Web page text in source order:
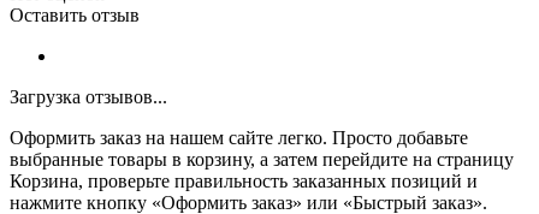
Оставить отзыв
Загрузка отзывов...
Оформить заказ на нашем сайте легко. Просто добавьте
выбранные товары в корзину, а затем перейдите на страницу
Корзина, проверьте правильность заказанных позиций и
нажмите кнопку «Оформить заказ» или «Быстрый заказ».